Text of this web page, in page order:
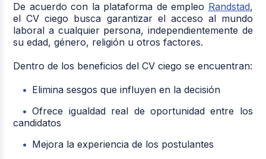
De acuerdo con la plataforma de empleo Randstad,
el CV ciego busca garantizar el acceso al mundo
laboral a cualquier persona, independientemente de
su edad, género, religión u otros factores.
Dentro de los beneficios del CV ciego se encuentran:
Elimina sesgos que influyen en la decisión
Ofrece igualdad real de oportunidad entre los
candidatos
Mejora la experiencia de los postulantes